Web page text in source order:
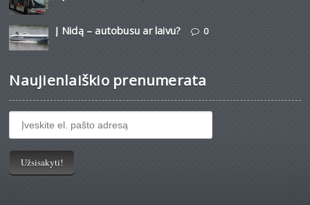
Į Nidą – autobusu ar laivu? 0
Naujienlaiškio prenumerata